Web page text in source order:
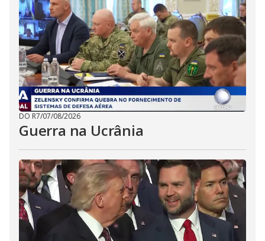
DO R7/07/08/2026
Guerra na Ucrânia